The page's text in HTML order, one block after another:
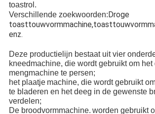
toastrol.
Verschillende zoekwoorden: Droge
enz.
Deze productielijn bestaat uit vier
kneedmachine, die wordt gebruikt om het
mengmachine te persen;
het plaatje machine, die wordt gebruikt
te bladeren en het deeg in de gewenste
verdelen;
De broodvormmachine. worden gebruikt